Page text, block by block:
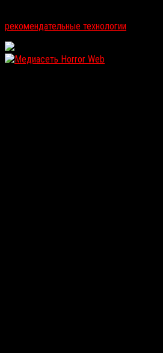
рекомендательные технологии